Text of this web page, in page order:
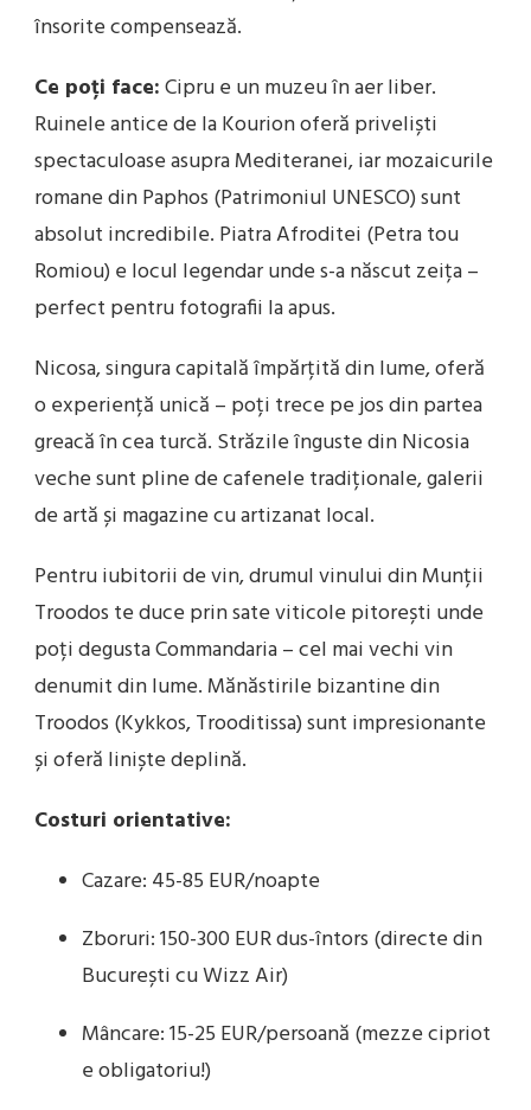
însorite compensează.
Ce poți face:Cipru e un muzeu în aer liber.
Ruinele antice de la Kourion oferă priveliști
spectaculoase asupra Mediteranei, iar mozaicurile
romane din Paphos (Patrimoniul UNESCO) sunt
absolut incredibile. Piatra Afroditei (Petra tou
Romiou) e locul legendar unde s-a născut zeița –
perfect pentru fotografii la apus.
Nicosa, singura capitală împărțită din lume, oferă
o experiență unică – poți trece pe jos din partea
greacă în cea turcă. Străzile înguste din Nicosia
veche sunt pline de cafenele tradiționale, galerii
de artă și magazine cu artizanat local.
Pentru iubitorii de vin, drumul vinului din Munții
Troodos te duce prin sate viticole pitorești unde
poți degusta Commandaria – cel mai vechi vin
denumit din lume. Mănăstirile bizantine din
Troodos (Kykkos, Trooditissa) sunt impresionante
și oferă liniște deplină.
Costuri orientative:
Cazare: 45-85 EUR/noapte
Zboruri: 150-300 EUR dus-întors (directe din
București cu Wizz Air)
Mâncare: 15-25 EUR/persoană (mezze cipriot
e obligatoriu!)